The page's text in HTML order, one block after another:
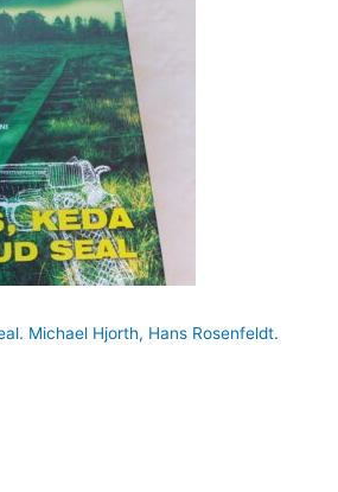
Michael Hjorth, Hans Rosenfeldt.